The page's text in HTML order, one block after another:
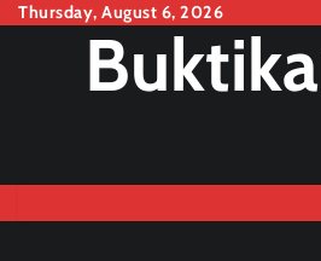
SkipThursday, August 6, 2026